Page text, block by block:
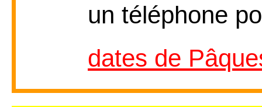
un téléphone
dates de